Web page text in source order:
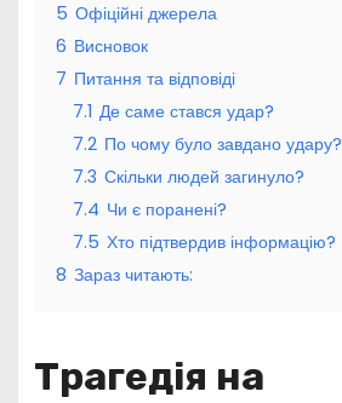
5 Офіційні джерела
6 Висновок
7 Питання та відповіді
7.1 Де саме стався удар?
7.2 По чому було завдано удару?
7.3 Скільки людей загинуло?
7.4 Чи є поранені?
7.5 Хто підтвердив інформацію?
8 Зараз читають:
Трагедія на